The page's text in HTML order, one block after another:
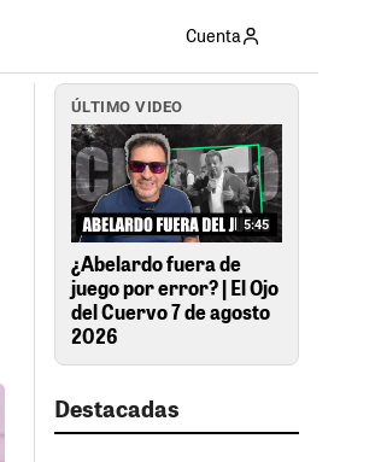
Cuenta
ÚLTIMO VIDEO
5:45
¿Abelardo fuera de
juego por error? | El Ojo
del Cuervo 7 de agosto
2026
Destacadas